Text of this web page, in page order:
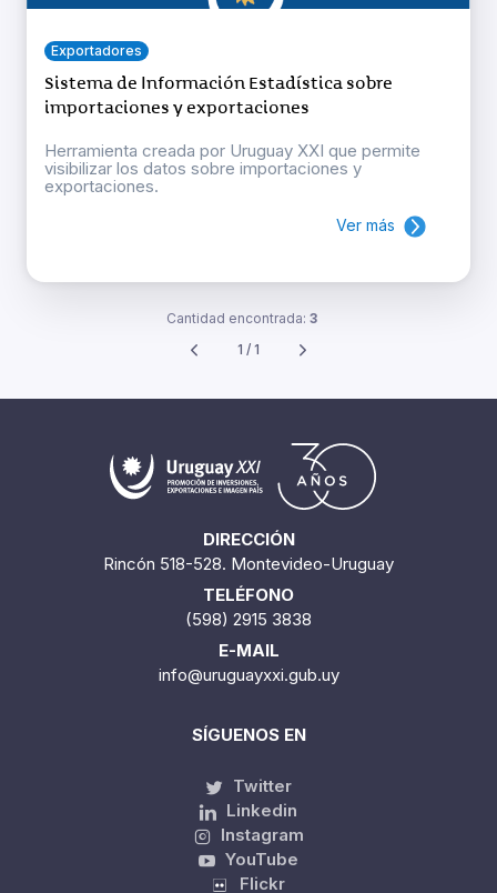
Exportadores
Sistema de Información Estadística sobre
importaciones y exportaciones
Herramienta creada por Uruguay XXI que permite
visibilizar los datos sobre importaciones y
exportaciones.
Ver más
Cantidad encontrada: 3
1 / 1
DIRECCIÓN
Rincón 518-528. Montevideo-Uruguay
TELÉFONO
(598) 2915 3838
E-MAIL
info@uruguayxxi.gub.uy
SÍGUENOS EN
Twitter
Linkedin
Instagram
YouTube
Flickr